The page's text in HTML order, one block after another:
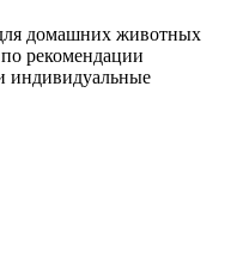
домашних животных
рекомендации
индивидуальные